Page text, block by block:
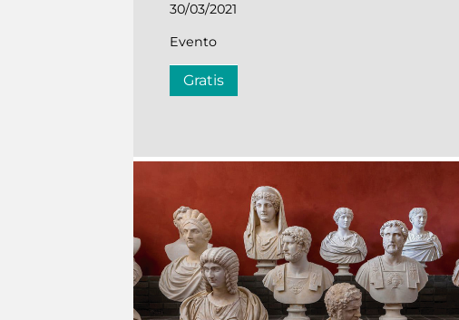
30/03/2021
Evento
Gratis